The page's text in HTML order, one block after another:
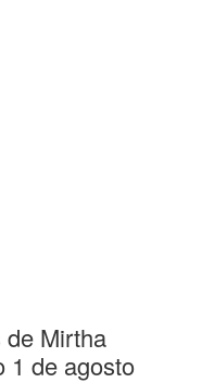
Mirtha
1 de agosto